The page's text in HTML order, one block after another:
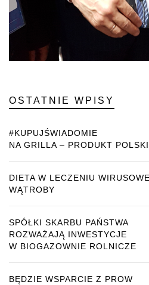
OSTATNIE WPISY
#KUPUJŚWIADOMIE
NA GRILLA – PRODUKT POLSKI
DIETA W LECZENIU
WĄTROBY
SPÓŁKI SKARBU PAŃSTWA
ROZWAŻAJĄ INWESTYCJE
W BIOGAZOWNIE ROLNICZE
BĘDZIE WSPARCIE Z PROW